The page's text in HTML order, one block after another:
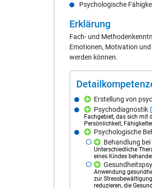
Psychologische
Er­klä­rung
Fach- und
Emotionen, Motivation
werden können.
Erstellung von
Psychodiagnostik
Fachgebiet, das sich mit
Persönlichkeit,
Psychologische
Behandlung
Unterschiedliche
eines Kindes
Anwendung
zur
reduzieren, die